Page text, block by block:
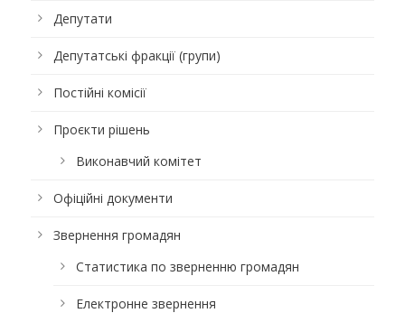
Депутати
Депутатські фракції (групи)
Постійні комісії
Проєкти рішень
Виконавчий комітет
Офіційні документи
Звернення громадян
Статистика по зверненню громадян
Електронне звернення